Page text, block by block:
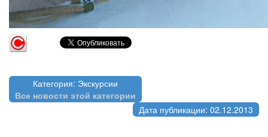
Категория: Экскурсии
Все новости этой категории
Дата публикации: 02.12.2013